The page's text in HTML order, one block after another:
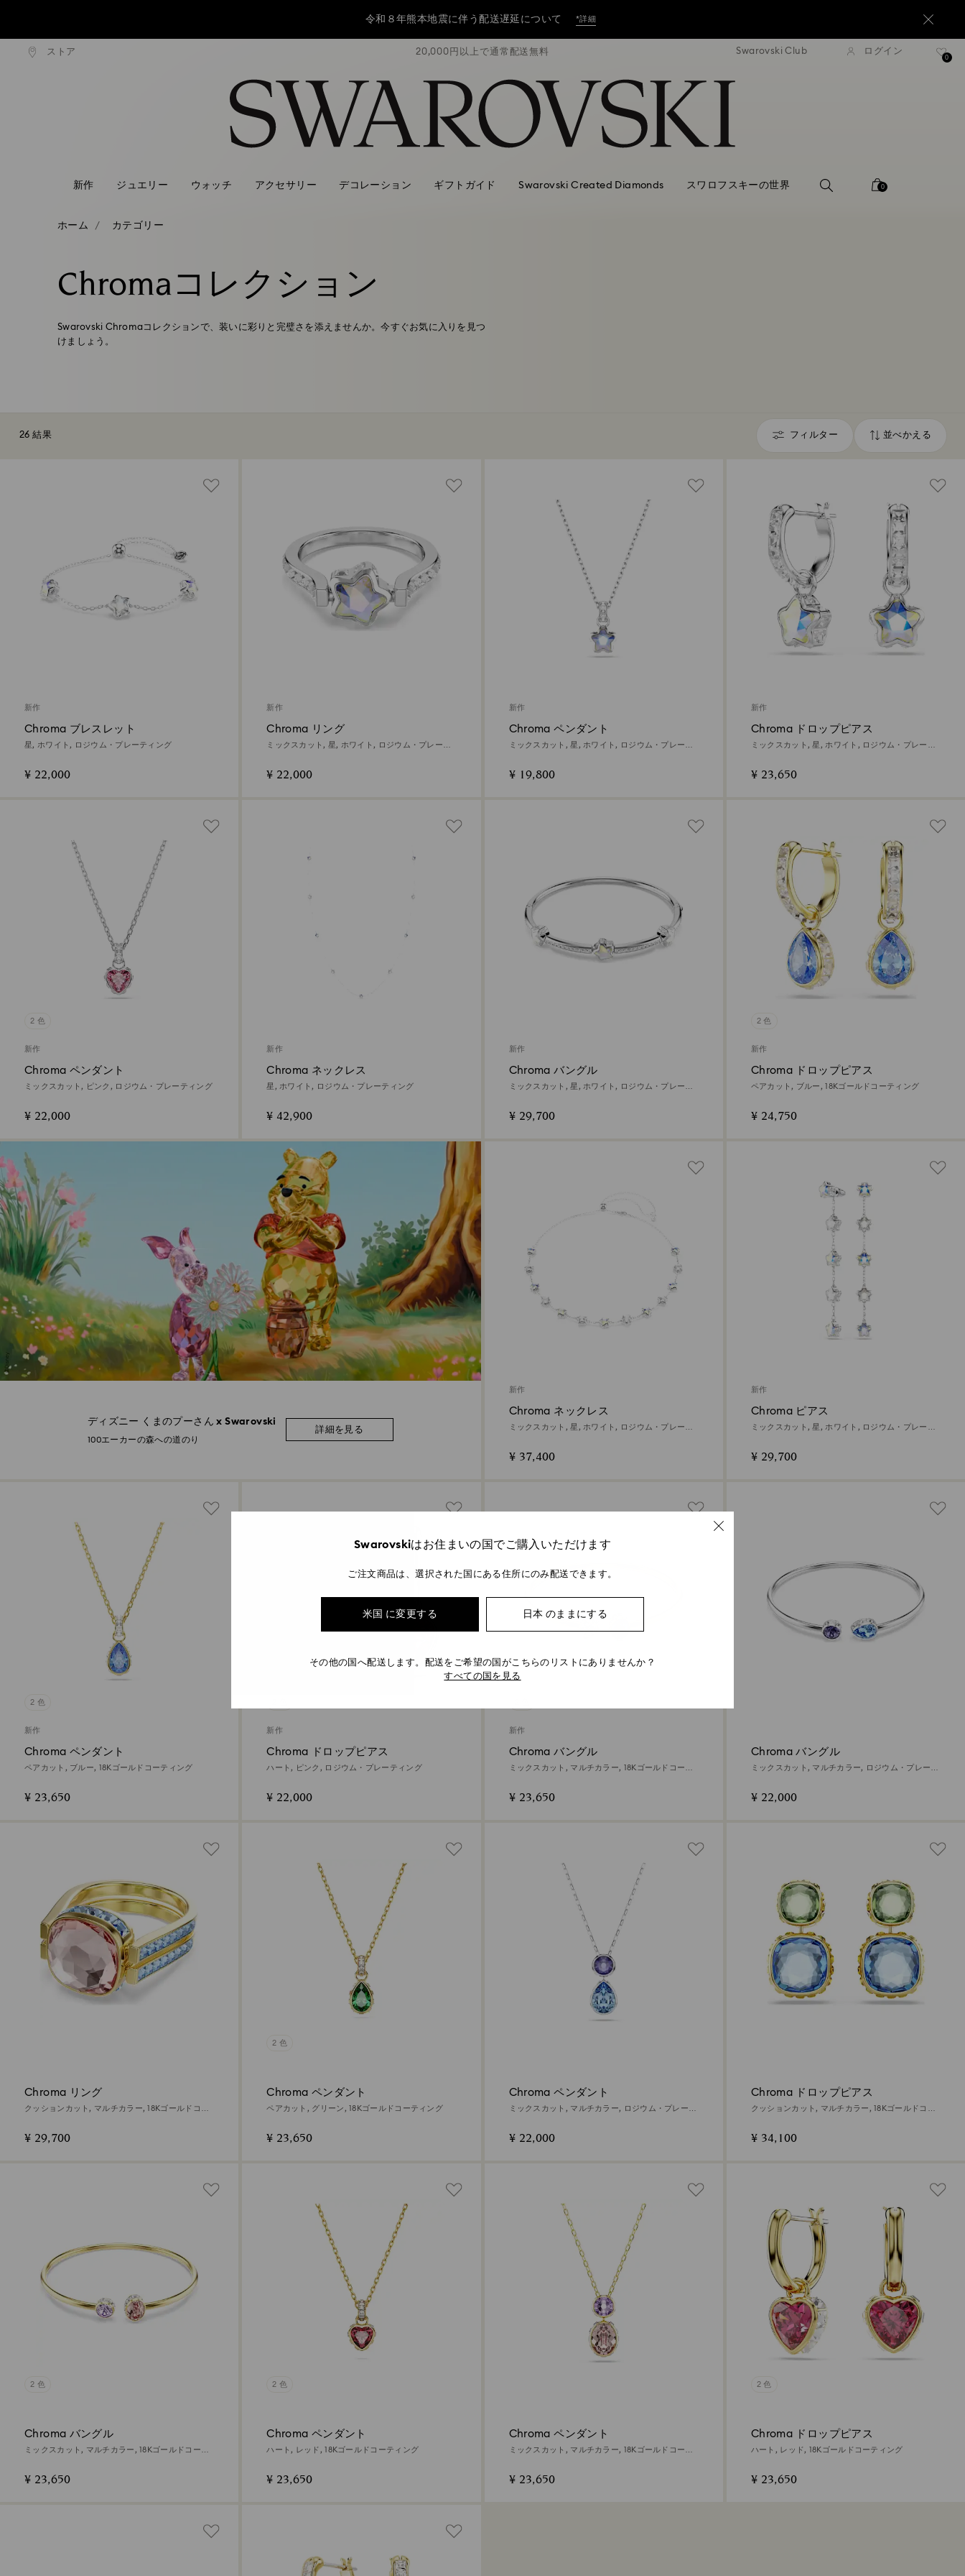
令和８年熊本地震に伴う配送遅延について *詳細
令和８年熊本地震に伴う配送遅延について
令和８年熊本地震に伴う配送遅延について *詳細
Accesskeys list
ストア
円以上で通常配送無料 20,000円以上で通常配送無料 20,000円以上で通常配送無料 20,000円以上で通常配送
Swarovski Club ログイン
0
新作 ジュエリー ウォッチ アクセサリー デコレーション ギフトガイド Swarovski Created Diamonds スワロフスキーの世界 0
ホーム カテゴリー
Chromaコレクション
Swarovski Chromaコレクションで、装いに彩りと完璧さを添えませんか。今すぐお気に入りを見つ
けましょう。
26 結果 フィルター
フ
並べかえる
並
ディズニー くまのプーさん x Swarovski
100エーカーの森への道のり
詳細を見る
新作
Chroma ブレスレット
星, ホワイト, ロジウム・プレーティング
¥ 22,000
新作
Chroma リング
ミックスカット, 星, ホワイト, ロジウム・プレーテ
¥ 22,000
新作
Chroma ペンダント
ミックスカット, 星, ホワイト, ロジウム・プレーテ
¥ 19,800
新作
Chroma ドロップピアス
ミックスカット, 星, ホワイト, ロジウム・プレーテ
¥ 23,650
2 色
新作
Chroma ペンダント
ミックスカット, ピンク, ロジウム・プレーティング
¥ 22,000
新作
Chroma ネックレス
星, ホワイト, ロジウム・プレーティング
¥ 42,900
新作
Chroma バングル
ミックスカット, 星, ホワイト, ロジウム・プレーテ
¥ 29,700
2 色
新作
Chroma ドロップピアス
ペアカット, ブルー, 18Kゴールドコーティング
¥ 24,750
新作
Chroma ネックレス
ミックスカット, 星, ホワイト, ロジウム・プレーテ
¥ 37,400
新作
Chroma ピアス
ミックスカット, 星, ホワイト, ロジウム・プレーテ
¥ 29,700
2 色
新作
Chroma ペンダント
ペアカット, ブルー, 18Kゴールドコーティング
¥ 23,650
新作
Chroma ドロップピアス
ハート, ピンク, ロジウム・プレーティング
¥ 22,000
新作
Chroma バングル
ミックスカット, マルチカラー, 18Kゴールドコーテ
¥ 23,650
Chroma バングル
ミックスカット, マルチカラー, ロジウム・プレーテ
¥ 22,000
Chroma リング
クッションカット, マルチカラー, 18Kゴールドコー
¥ 29,700
2 色
Chroma ペンダント
ペアカット, グリーン, 18Kゴールドコーティング
¥ 23,650
Chroma ペンダント
ミックスカット, マルチカラー, ロジウム・プレーテ
¥ 22,000
Chroma ドロップピアス
クッションカット, マルチカラー, 18Kゴールドコー
¥ 34,100
2 色
Chroma バングル
ミックスカット, マルチカラー, 18Kゴールドコーテ
¥ 23,650
2 色
Chroma ペンダント
ハート, レッド, 18Kゴールドコーティング
¥ 23,650
Chroma ペンダント
ミックスカット, マルチカラー, 18Kゴールドコーテ
¥ 23,650
2 色
Chroma ドロップピアス
ハート, レッド, 18Kゴールドコーティング
¥ 23,650
Swarovskiはお住まいの国でご購入いただけます
ご注文商品は、選択された国にある住所にのみ配送できます。
米国 に変更する 日本 のままにする
その他の国へ配送します。配送をご希望の国がこちらのリストにありませんか？
すべての国を見る